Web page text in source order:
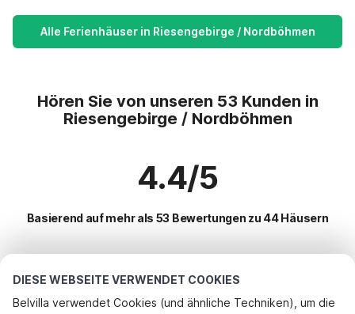
DIESE WEBSEITE VERWENDET COOKIES
Belvilla verwendet Cookies (und ähnliche Techniken), um die
Alle Ferienhäuser in Riesengebirge / Nordböhmen
Hören Sie von unseren 53 Kunden in
Riesengebirge / Nordböhmen
4.4/5
Basierend auf mehr als 53 Bewertungen zu 44 Häusern
Beliebteste Reiseziele für Urlaub